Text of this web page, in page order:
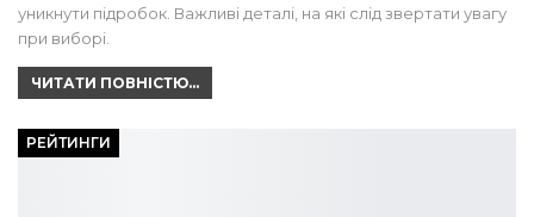
уникнути підробок. Важливі деталі, на які слід звертати увагу
при виборі.
ЧИТАТИ ПОВНІСТЮ...
РЕЙТИНГИ